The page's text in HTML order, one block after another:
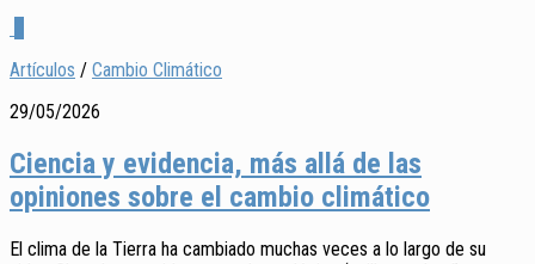
Artículos / Cambio Climático
29/05/2026
Ciencia y evidencia, más allá de las
opiniones sobre el cambio climático
El clima de la Tierra ha cambiado muchas veces a lo largo de su